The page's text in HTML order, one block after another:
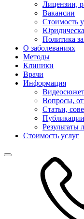
Лицензии,
Вакансии
Стоимость
Политика
О заболеваниях
Методы
Клиники
Врачи
Информация
Вопросы,
Статьи,
Публикации
Результаты
Стоимость услуг